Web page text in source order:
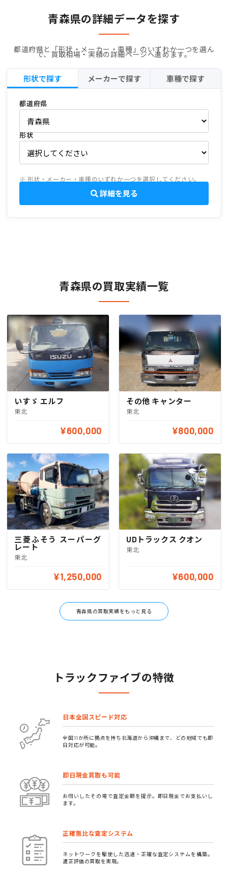
青森県の詳細データを探す
都道府県と「形状・メーカー・車種」のいずれか一つを選ん
で、買取相場・実績の詳細ページへ進めます。
形状で探す メーカーで探す 車種で探す
都道府県
形状
※ 形状・メーカー・車種のいずれか一つを選択してください。
詳細を見る
青森県の買取実績一覧
いすゞ エルフ
東北
¥600,000
その他 キャンター
東北
¥800,000
三菱ふそう スーパーグ
レート
東北
¥1,250,000
UDトラックス クオン
東北
¥600,000
青森県の買取実績をもっと見る
トラックファイブの特徴
日本全国スピード対応
全国11か所に拠点を持ち北海道から沖縄まで、どの地域でも即
日対応が可能。
即日現金買取も可能
お伺いしたその場で査定金額を提示。即日現金でお支払いし
ます。
正確無比な査定システム
ネットワークを駆使した迅速・正確な査定システムを構築。
適正評価の買取を実現。